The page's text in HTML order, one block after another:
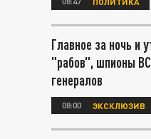
Главное за ночь и
"рабов", шпионы
генералов
08:00 ЭКСКЛЮЗИВ